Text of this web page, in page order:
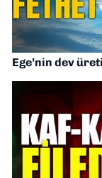
Ege’nin dev